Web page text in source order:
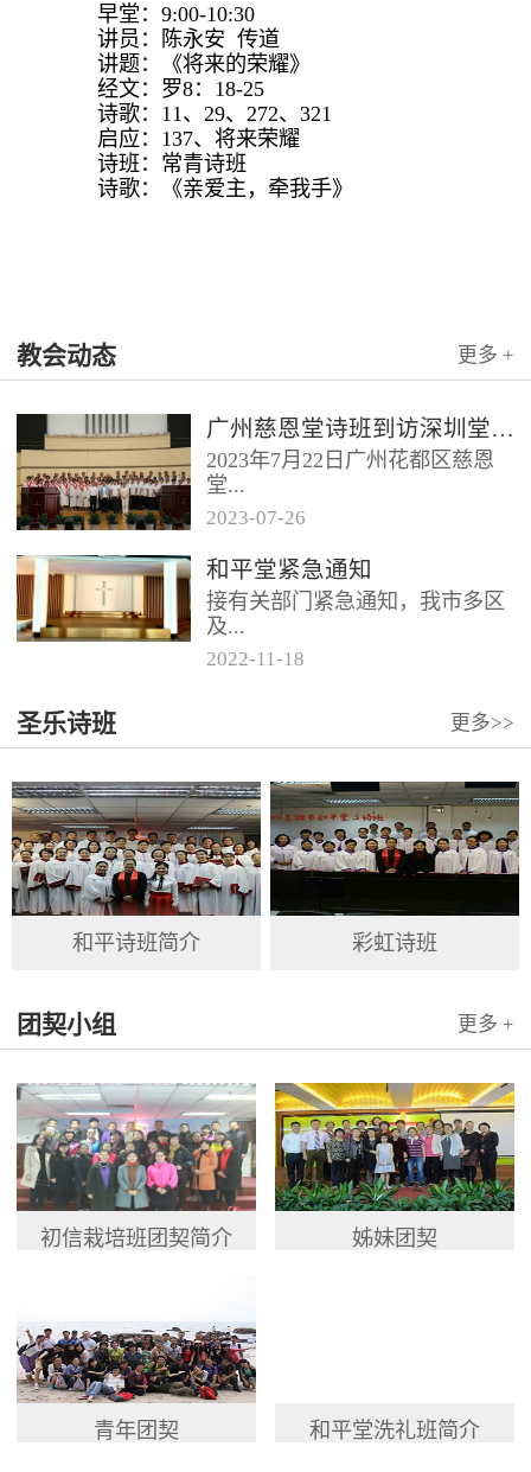
早堂：9:00-10:30
讲员：陈永安 传道
讲题：《将来的荣耀》
经文：罗8：18-25
诗歌：11、29、272、321
启应：137、将来荣耀
诗班：常青诗班
诗歌：《亲爱主，牵我手》
教会动态 更多 +
广州慈恩堂诗班到访深圳堂、和平堂
2023年7月22日广州花都区慈恩
堂...
联合诗班在叶海莲牧师的带领
下，先后到访基督教和平堂、深
圳堂。 上午和平堂教...
2023-07-26
和平堂紧急通知
接有关部门紧急通知，我市多区
及...
况比较复杂。基督教和平堂自11
月19日起，执行实施“双暂停”
2022-11 -18
圣乐诗班 更多>>
和平诗班简介 彩虹诗班
团契小组 更多 +
初信栽培班团契简介 姊妹团契
青年团契 和平堂洗礼班简介